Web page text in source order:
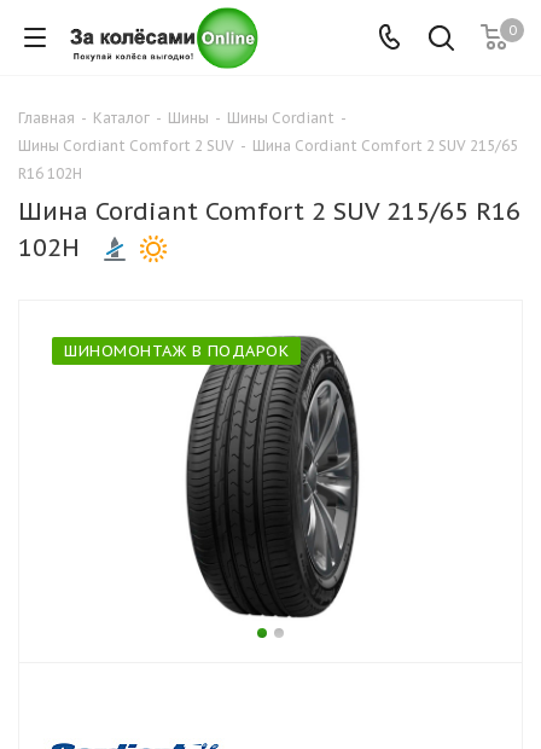
0
Главная - Каталог - Шины - Шины Cordiant -
Шины Cordiant Comfort 2 SUV - Шина Cordiant Comfort 2 SUV 215/65
R16 102H
Шина Cordiant Comfort 2 SUV 215/65 R16
102H
ШИНОМОНТАЖ В ПОДАРОК